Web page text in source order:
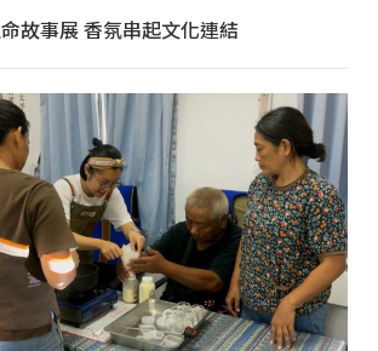
故事展 香氛串起文化連結